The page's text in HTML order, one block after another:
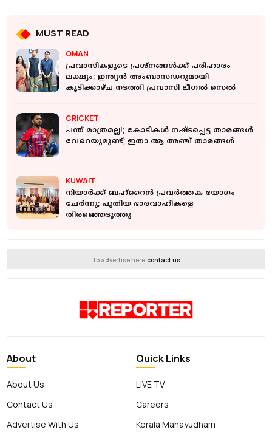
MUST READ
OMAN
പ്രവാസികളുടെ പ്രശ്നങ്ങൾക്ക് പരിഹാരം
ലക്ഷ്യം; ഇന്ത്യൻ അംബാസഡറുമായി
കൂടിക്കാഴ്ച നടത്തി പ്രവാസി ലീഗൽ സെൽ
CRICKET
പന്ത് മാത്രമല്ല!; കോടികൾ നഷ്ടപ്പെട്ട താരങ്ങൾ
വേറെയുമുണ്ട്; ഇതാ ആ അഞ്ച് താരങ്ങൾ
KUWAIT
നിയാർക്ക് ബഹ്‌റൈൻ പ്രവർത്തക യോഗം
ചേർന്നു; പുതിയ ഭാരവാഹികളെ
തിരഞ്ഞെടുത്തു
To advertise here,contact us
About
About Us
Contact Us
Advertise With Us
Quick Links
LIVE TV
Careers
Kerala Mahayudham